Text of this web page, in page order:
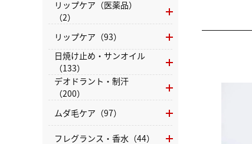
リップケア（医薬品）
（2）
リップケア（93）
日焼け止め・サンオイル
（133）
デオドラント・制汗
（200）
ムダ毛ケア（97）
フレグランス・香水（44）